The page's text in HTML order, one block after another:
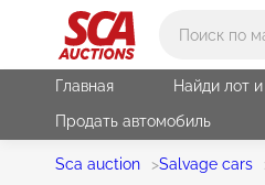
Главная Найди лот
Продать автомобиль
Sca auction >Salvage cars